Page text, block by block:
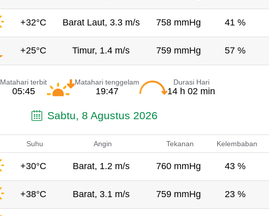
+32°C Barat Laut, 3.3 m/s 758 mmHg 41 %
+25°C Timur, 1.4 m/s 759 mmHg 57 %
Matahari terbit
05:45
Matahari tenggelam
19:47
Durasi Hari
14 h 02 min
Sabtu, 8 Agustus 2026
Suhu Angin Tekanan Kelembaban
+30°C Barat, 1.2 m/s 760 mmHg 43 %
+38°C Barat, 3.1 m/s 759 mmHg 23 %